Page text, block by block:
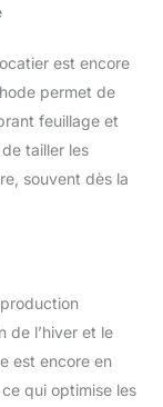
est encore
permet de
feuillage et
tailler les
souvent dès la
de l’hiver et le
est encore en
qui optimise les